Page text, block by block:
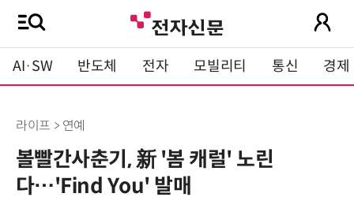
AI·SW 반도체 전자 모빌리티 통신 경제
라이프 > 연예
볼빨간사춘기, 新 '봄 캐럴' 노린
다…'Find You' 발매